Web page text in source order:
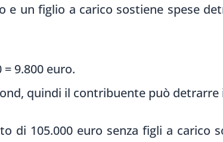
un figlio a carico sostiene spese
= 9.800 euro.
quindi il contribuente può detrarre
di 105.000 euro senza figli a carico